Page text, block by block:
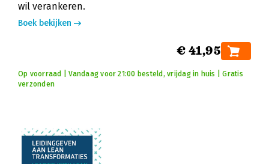
wil verankeren.
Boek bekijken
€ 41,95
Op voorraad | Vandaag voor 21:00 besteld, vrijdag in huis | Gratis
verzonden